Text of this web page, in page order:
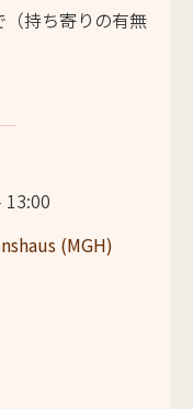
（持ち寄りの有無
13:00
(MGH)